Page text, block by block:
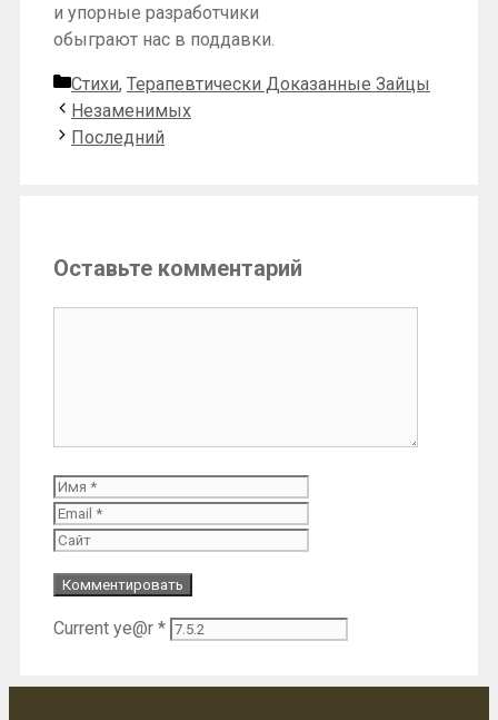
и упорные разработчики
обыграют нас в поддавки.
Рубрики
Стихи, Терапевтически Доказанные Зайцы
Незаменимых
Последний
Оставьте комментарий
Имя
Current ye@r *